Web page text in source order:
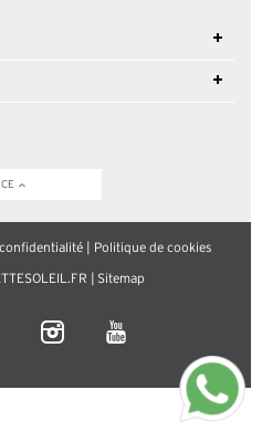
Politique de cookies
| Sitemap